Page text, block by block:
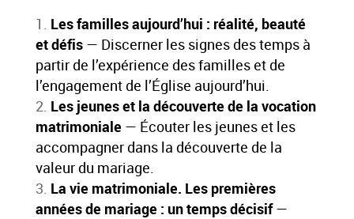
Les familles aujourd’hui : réalité, beauté
et défis — Discerner les signes des temps à
partir de l’expérience des familles et de
l’engagement de l’Église aujourd’hui.
Les jeunes et la découverte de la vocation
matrimoniale — Écouter les jeunes et les
accompagner dans la découverte de la
valeur du mariage.
La vie matrimoniale. Les premières
années de mariage : un temps décisif—